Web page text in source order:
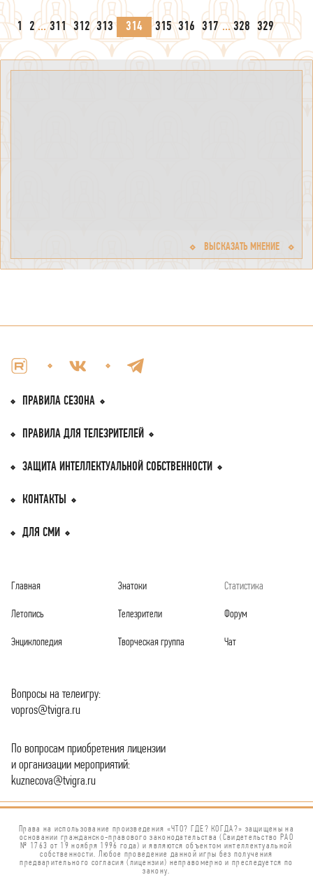
1 2 ... 311 312 313 314 315 316 317 ... 328 329
ВЫСКАЗАТЬ МНЕНИЕ
КОНТАКТЫ
ДЛЯ СМИ
Главная
Летопись
Энциклопедия
Знатоки
Телезрители
Творческая группа
Статистика
Форум
Чат
Вопросы на телеигру:
vopros@tvigra.ru
По вопросам приобретения лицензии
и организации мероприятий:
kuznecova@tvigra.ru
ПРАВИЛА СЕЗОНА
ПРАВИЛА ДЛЯ ТЕЛЕЗРИТEЛЕЙ
ЗАЩИТА ИНТЕЛЛЕКТУАЛЬНОЙ СОБСТВЕННОСТИ
Права на использование произведения «ЧТО? ГДЕ? КОГДА?» защищены на
основании гражданско-правового законодательства (Свидетельство РАО
№ 1763 от 19 ноября 1996 года) и являются объектом интеллектуальной
собственности. Любое проведение данной игры без получения
предварительного согласия (лицензии) неправомерно и преследуется по
закону.